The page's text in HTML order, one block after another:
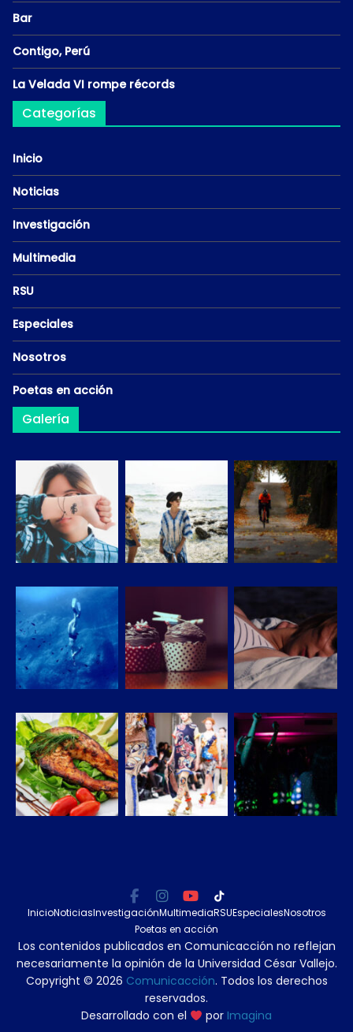
Bar
Contigo, Perú
La Velada VI rompe récords
Categorías
Inicio
Noticias
Investigación
Multimedia
RSU
Especiales
Nosotros
Poetas en acción
Galería
InicioNoticiasInvestigaciónMultimediaRSUEspecialesNosotros
Poetas en acción
Los contenidos publicados en Comunicacción no reflejan
necesariamente la opinión de la Universidad César Vallejo.
Copyright © 2026 Comunicacción. Todos los derechos
reservados.
Desarrollado con el
por Imagina